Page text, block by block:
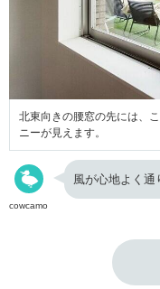
北東向きの腰窓の先には、
ニーが見えます。
cowcamo
風が心地よく通